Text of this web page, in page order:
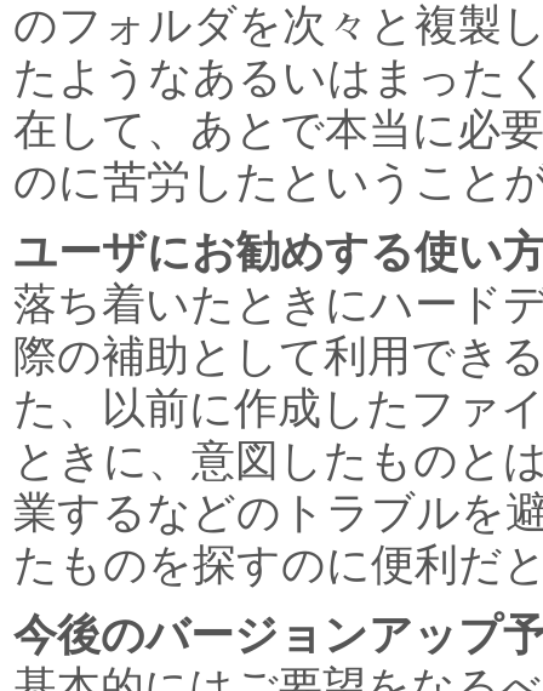
のフォルダを次々と複製
たようなあるいはまった
在して、あとで本当に必
のに苦労したということ
ユーザにお勧めする使い
落ち着いたときにハード
際の補助として利用でき
た、以前に作成したファ
ときに、意図したものと
業するなどのトラブルを
たものを探すのに便利だ
今後のバージョンアップ